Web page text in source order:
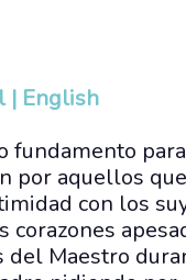
| English
aquellos que
con los
corazones
Maestro